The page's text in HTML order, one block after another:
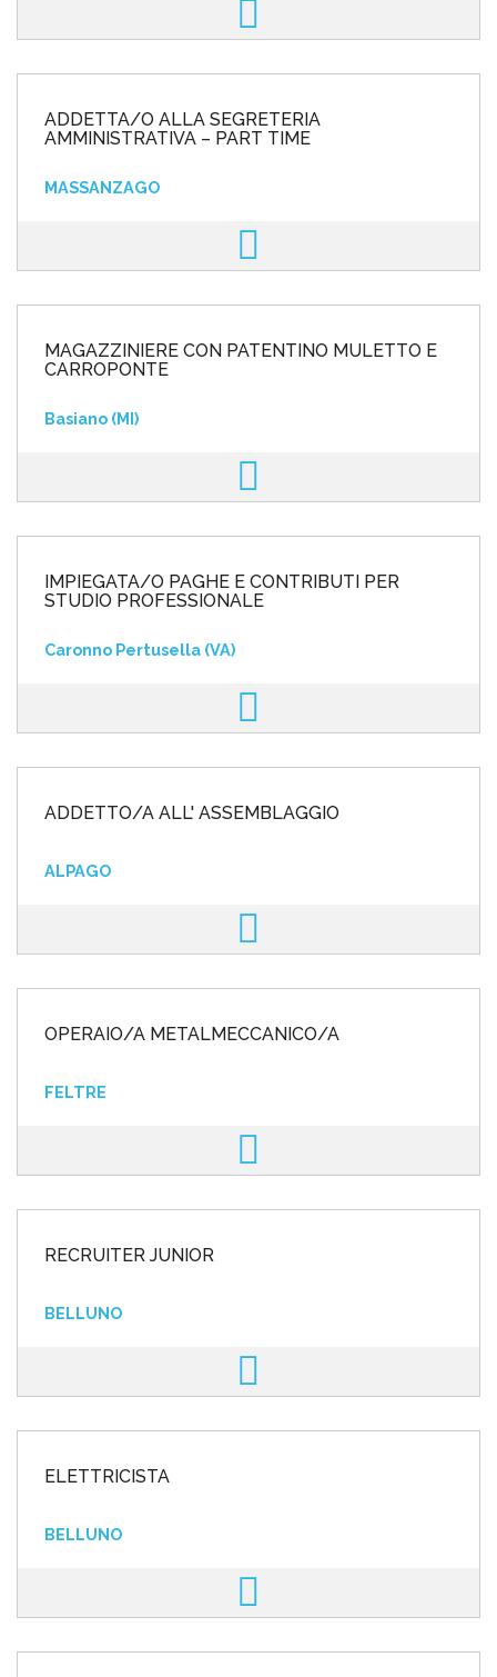
ADDETTA/O ALLA SEGRETERIA
AMMINISTRATIVA – PART TIME
MASSANZAGO
MAGAZZINIERE CON PATENTINO MULETTO E
CARROPONTE
Basiano (MI)
IMPIEGATA/O PAGHE E CONTRIBUTI PER
STUDIO PROFESSIONALE
Caronno Pertusella (VA)
ADDETTO/A ALL' ASSEMBLAGGIO
ALPAGO
OPERAIO/A METALMECCANICO/A
FELTRE
RECRUITER JUNIOR
BELLUNO
ELETTRICISTA
BELLUNO